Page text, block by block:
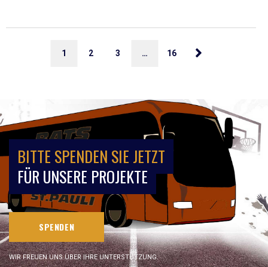
1 2 3 … 16
BITTE SPENDEN SIE JETZT
FÜR UNSERE PROJEKTE
SPENDEN
WIR FREUEN UNS ÜBER IHRE UNTERSTÜTZUNG.